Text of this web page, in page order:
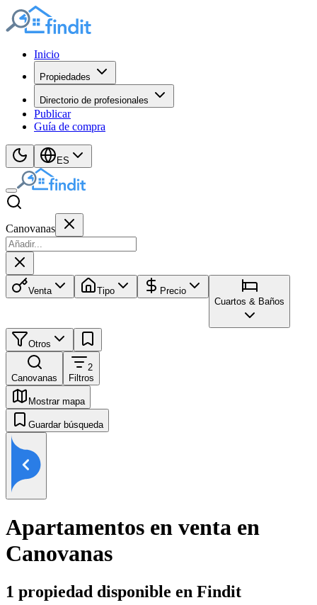
Inicio
Propiedades
Directorio de profesionales
Publicar
Guía de compra
ES
Canovanas
Venta Tipo
Precio
Cuartos & Baños
Otros
Canovanas
2
Filtros
Mostrar mapa
Guardar búsqueda
Apartamentos en venta en
Canovanas
1 propiedad disponible en Findit